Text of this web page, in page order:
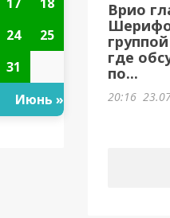
24
25
31
Июнь »
Врио
где
по...
20:16